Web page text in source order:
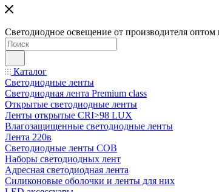
Светодиодное освещение от производителя
Каталог
Светодиодные ленты
Светодиодная лента Premium class
Открытые светодиодные ленты
Ленты открытые CRI>98 LUX
Влагозащищенные светодиодные ленты
Лента 220в
Светодиодные ленты COB
Наборы светодиодных лент
Адресная светодиодная лента
Силиконовые оболочки и ленты для них